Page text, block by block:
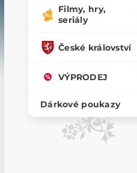
Filmy, hry,
seriály
České království
VÝPRODEJ
Dárkové poukazy